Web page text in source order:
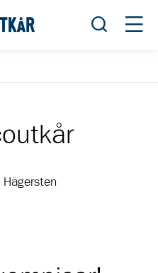
Öppna